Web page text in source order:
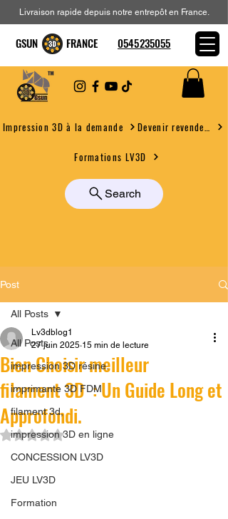
Impression 3D à la demande
Formations LV3D
Search
Livraison rapide depuis notre entrepôt en France.
GSUN FRANCE 0545235055
Post
All Posts
impression 3D résine.
imprimante 3D FDM
filament 3d,
impression 3D en ligne
CONCESSION LV3D
JEU LV3D
Formation
All Posts
Bien Choisir meilleur
filament 3D : Un Guide Long et
Approfondi.
Lv3dblog1
27 juin 2025 15 min de lecture
Noté NaN étoiles sur 5.